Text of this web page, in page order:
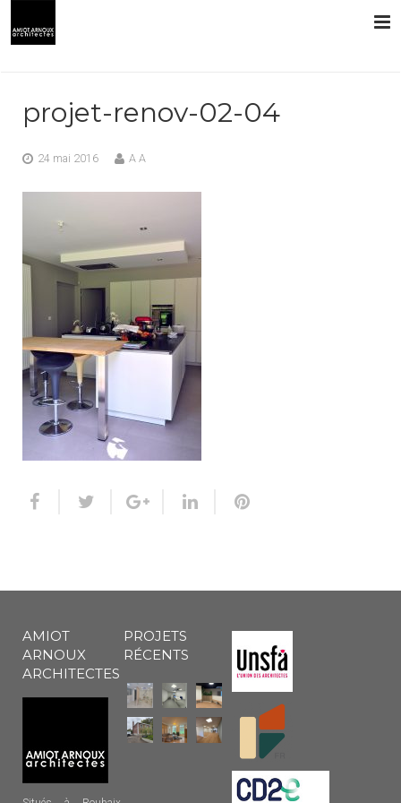
PRESTATIONS
projet-renov-02-04
24 mai 2016 A A
AMIOT
ARNOUX
ARCHITECTES
PROJETS
RÉCENTS